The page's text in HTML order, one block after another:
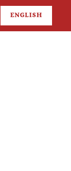
ENGLISH